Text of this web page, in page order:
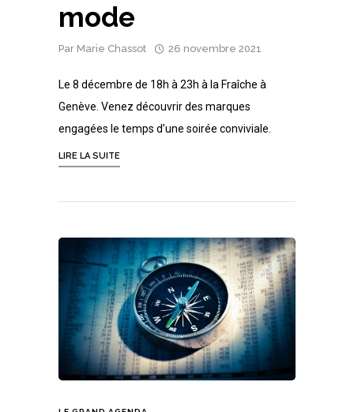
mode
Par Marie Chassot 26 novembre 2021
Le 8 décembre de 18h à 23h à la Fraîche à
Genève. Venez découvrir des marques
engagées le temps d’une soirée conviviale.
LIRE LA SUITE